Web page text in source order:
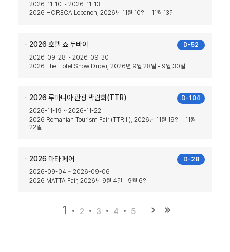
2026-11-10 ~ 2026-11-13
2026 HORECA Lebanon, 2026년 11월 10일 - 11월 13일
D-52
2026 호텔 쇼 두바이
2026-09-28 ~ 2026-09-30
2026 The Hotel Show Dubai, 2026년 9월 28일 - 9월 30일
D-104
2026 루마니아 관광 박람회(TTR)
2026-11-19 ~ 2026-11-22
2026 Romanian Tourism Fair (TTR II), 2026년 11월 19일 - 11월
22일
D-28
2026 마타 페어
2026-09-04 ~ 2026-09-06
2026 MATTA Fair, 2026년 9월 4일 - 9월 6일
1 2 3 4 5